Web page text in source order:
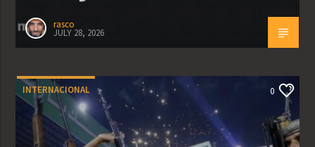
rasco
JULY 28, 2026
INTERNACIONAL 0